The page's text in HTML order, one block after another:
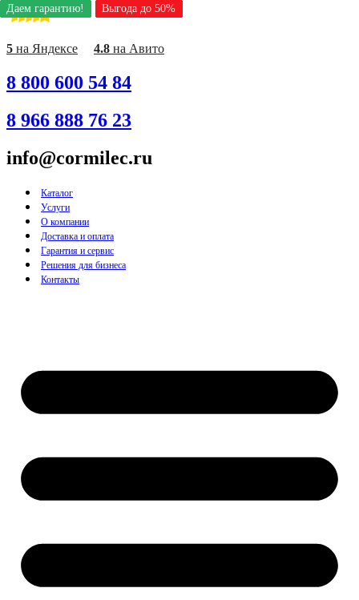
Перейти
к
содержимому
5 на Яндексе 4.8 на Авито
8 800 600 54 84
8 966 888 76 23
info@cormilec.ru
Каталог
Услуги
О компании
Доставка и оплата
Гарантия и сервис
Решения для бизнеса
Контакты
Даем гарантию! Выгода до 50%
Даем гарантию! Выгода до 50%
Даем гарантию! Выгода до 50%
Даем гарантию! Выгода до 50%
Даем гарантию! Выгода до 50%
Даем гарантию! Выгода до 50%
Даем гарантию! Выгода до 50%
Даем гарантию! Выгода до 50%
Даем гарантию! Выгода до 50%